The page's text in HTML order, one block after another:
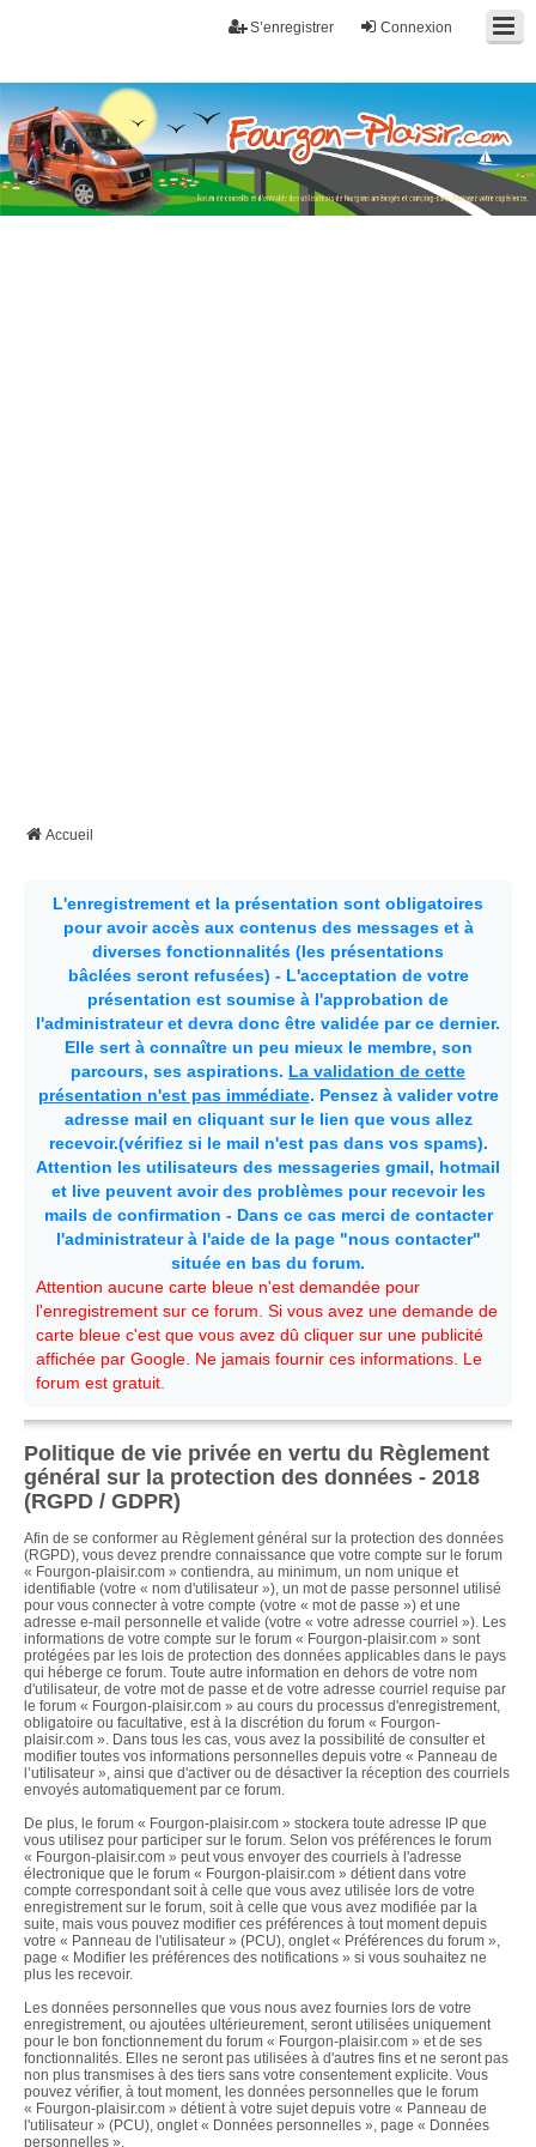
Connexion
S’enregistrer
Fourgon-plaisir.com
Forum de conseils et d'entraide des utilisateurs de fourgons, fourgons
aménagés, vans et de camping-car. Partagez votre expérience.
Accueil
L'enregistrement et la présentation sont obligatoires
pour avoir accès aux contenus des messages et à
diverses fonctionnalités (les présentations
bâclées seront refusées) - L'acceptation de votre
présentation est soumise à l'approbation de
l'administrateur et devra donc être validée par ce dernier.
Elle sert à connaître un peu mieux le membre, son
parcours, ses aspirations. La validation de cette
présentation n'est pas immédiate. Pensez à valider votre
adresse mail en cliquant sur le lien que vous allez
recevoir.(vérifiez si le mail n'est pas dans vos spams).
Attention les utilisateurs des messageries gmail, hotmail
et live peuvent avoir des problèmes pour recevoir les
mails de confirmation - Dans ce cas merci de contacter
l'administrateur à l'aide de la page "nous contacter"
située en bas du forum.
Attention aucune carte bleue n'est demandée pour
l'enregistrement sur ce forum. Si vous avez une demande de
carte bleue c'est que vous avez dû cliquer sur une publicité
affichée par Google. Ne jamais fournir ces informations. Le
forum est gratuit.
Politique de vie privée en vertu du Règlement
général sur la protection des données - 2018
(RGPD / GDPR)
Afin de se conformer au Règlement général sur la protection des données
(RGPD), vous devez prendre connaissance que votre compte sur le forum
« Fourgon-plaisir.com » contiendra, au minimum, un nom unique et
identifiable (votre « nom d'utilisateur »), un mot de passe personnel utilisé
pour vous connecter à votre compte (votre « mot de passe ») et une
adresse e-mail personnelle et valide (votre « votre adresse courriel »). Les
informations de votre compte sur le forum « Fourgon-plaisir.com » sont
protégées par les lois de protection des données applicables dans le pays
qui héberge ce forum. Toute autre information en dehors de votre nom
d'utilisateur, de votre mot de passe et de votre adresse courriel requise par
le forum « Fourgon-plaisir.com » au cours du processus d'enregistrement,
obligatoire ou facultative, est à la discrétion du forum « Fourgon-
plaisir.com ». Dans tous les cas, vous avez la possibilité de consulter et
modifier toutes vos informations personnelles depuis votre « Panneau de
l’utilisateur », ainsi que d'activer ou de désactiver la réception des courriels
envoyés automatiquement par ce forum.
De plus, le forum « Fourgon-plaisir.com » stockera toute adresse IP que
vous utilisez pour participer sur le forum. Selon vos préférences le forum
« Fourgon-plaisir.com » peut vous envoyer des courriels à l'adresse
électronique que le forum « Fourgon-plaisir.com » détient dans votre
compte correspondant soit à celle que vous avez utilisée lors de votre
enregistrement sur le forum, soit à celle que vous avez modifiée par la
suite, mais vous pouvez modifier ces préférences à tout moment depuis
votre « Panneau de l'utilisateur » (PCU), onglet « Préférences du forum »,
page « Modifier les préférences des notifications » si vous souhaitez ne
plus les recevoir.
Les données personnelles que vous nous avez fournies lors de votre
enregistrement, ou ajoutées ultérieurement, seront utilisées uniquement
pour le bon fonctionnement du forum « Fourgon-plaisir.com » et de ses
fonctionnalités. Elles ne seront pas utilisées à d'autres fins et ne seront pas
non plus transmises à des tiers sans votre consentement explicite. Vous
pouvez vérifier, à tout moment, les données personnelles que le forum
« Fourgon-plaisir.com » détient à votre sujet depuis votre « Panneau de
l'utilisateur » (PCU), onglet « Données personnelles », page « Données
personnelles ».